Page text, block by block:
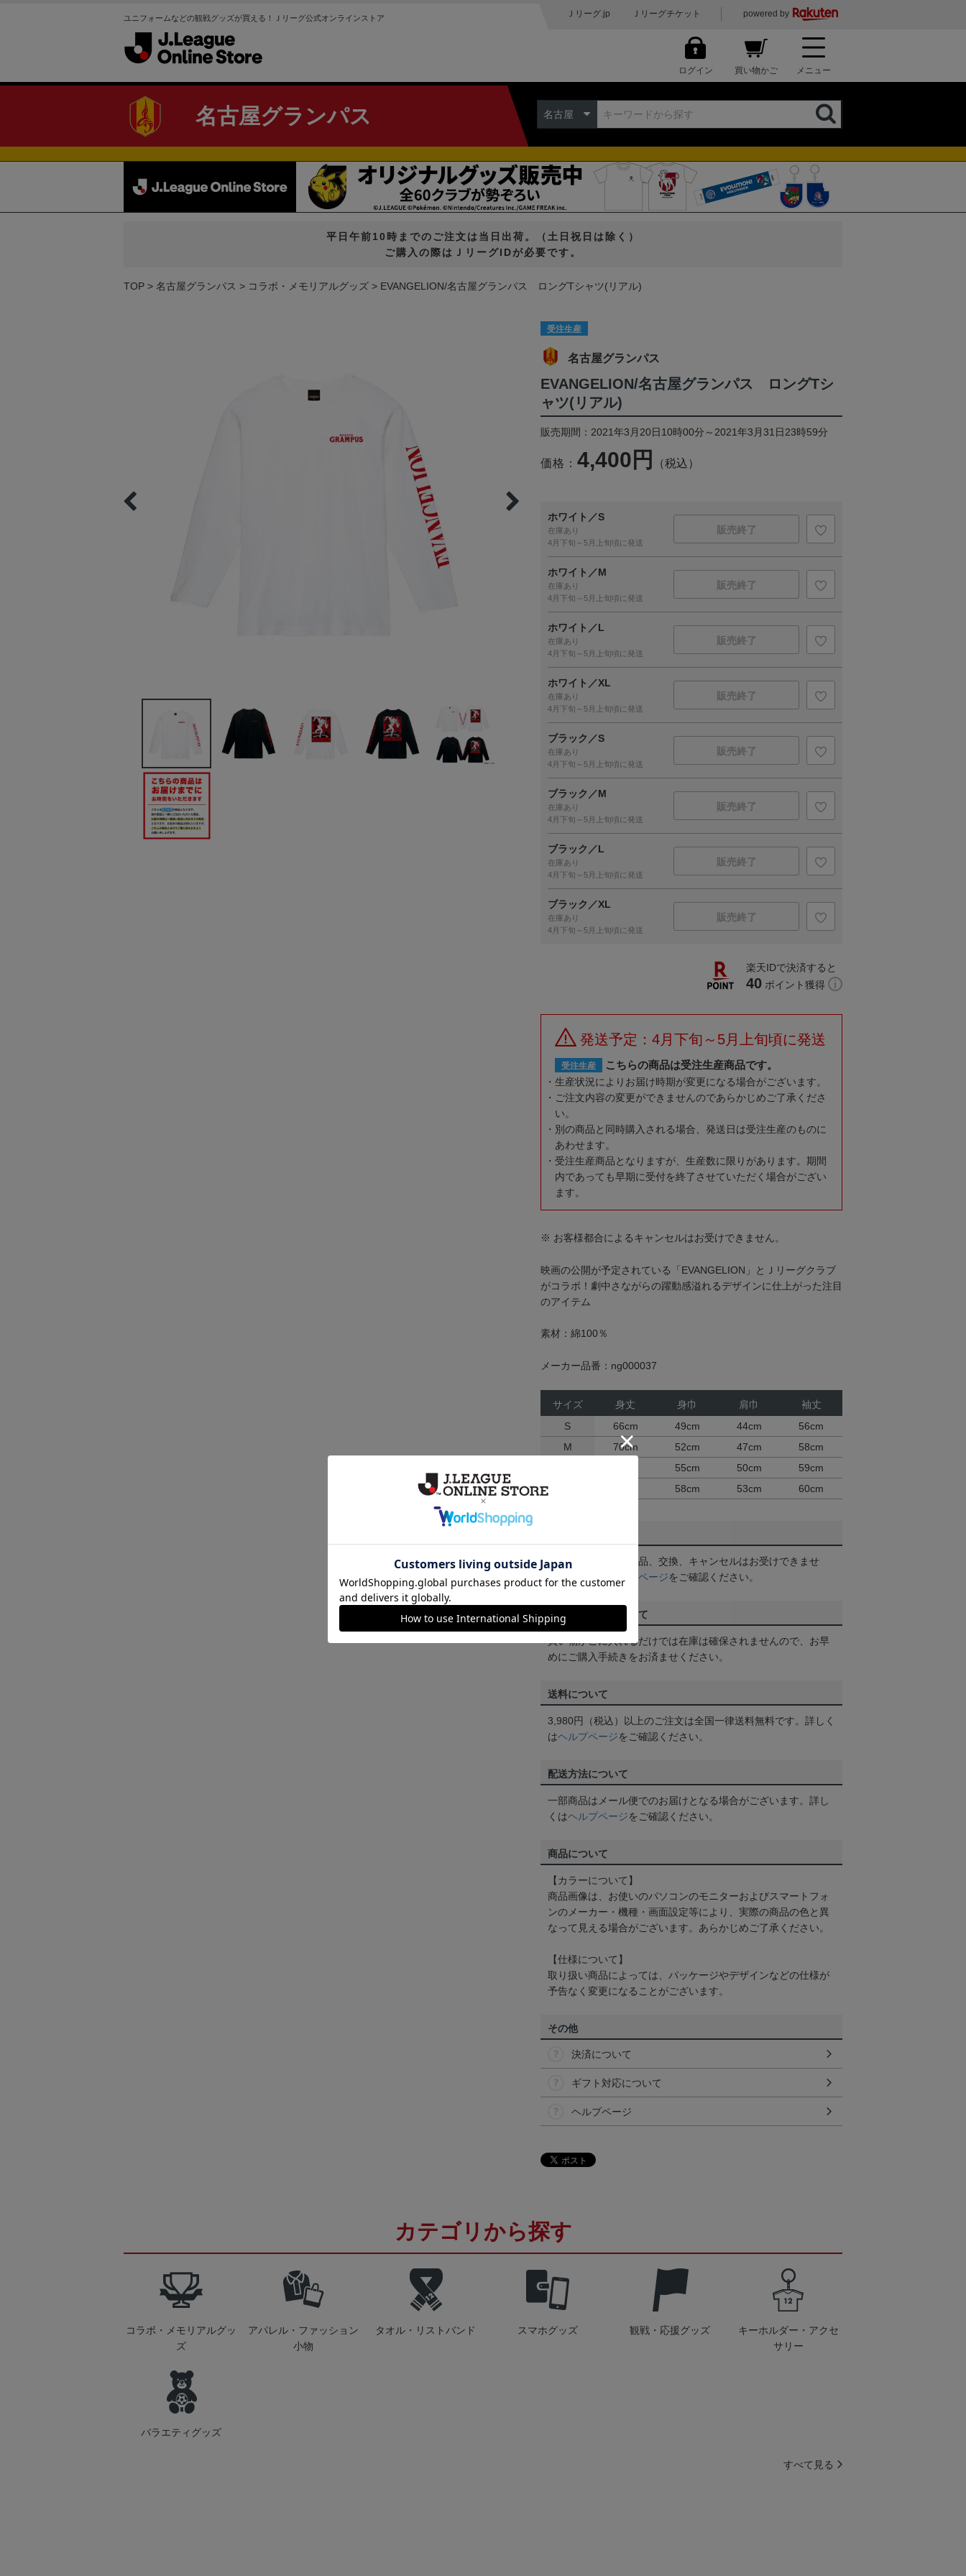
ユニフォームなどの観戦グッズが買える！Ｊリーグ公式オンラインストア Ｊリーグ.jp Ｊリーグチケット powered by
ログイン 買い物かご メニュー
名古屋グランパス 名古屋
平日午前10時までのご注文は当日出荷。（土日祝日は除く）
ご購入の際はＪリーグIDが必要です。
TOP 名古屋グランパス コラボ・メモリアルグッズ EVANGELION/名古屋グランパス ロングTシャツ(リアル)
受注生産
名古屋グランパス
EVANGELION/名古屋グランパス ロングTシ
ャツ(リアル)
販売期間：2021年3月20日10時00分～2021年3月31日23時59分
価格： 4,400円 （税込）
ホワイト／S
在庫あり
4月下旬～5月上旬頃に発送
販売終了
ホワイト／M
在庫あり
4月下旬～5月上旬頃に発送
販売終了
ホワイト／L
在庫あり
4月下旬～5月上旬頃に発送
販売終了
ホワイト／XL
在庫あり
4月下旬～5月上旬頃に発送
販売終了
ブラック／S
在庫あり
4月下旬～5月上旬頃に発送
販売終了
ブラック／M
在庫あり
4月下旬～5月上旬頃に発送
販売終了
ブラック／L
在庫あり
4月下旬～5月上旬頃に発送
販売終了
ブラック／XL
在庫あり
4月下旬～5月上旬頃に発送
販売終了
楽天IDで決済すると
40 ポイント獲得
発送予定：4月下旬～5月上旬頃に発送
受注生産 こちらの商品は受注生産商品です。
生産状況によりお届け時期が変更になる場合がございます。
ご注文内容の変更ができませんのであらかじめご了承くださ
い。
別の商品と同時購入される場合、発送日は受注生産のものに
あわせます。
受注生産商品となりますが、生産数に限りがあります。期間
内であっても早期に受付を終了させていただく場合がござい
ます。
※ お客様都合によるキャンセルはお受けできません。
映画の公開が予定されている「EVANGELION」とＪリーグクラブ
がコラボ！劇中さながらの躍動感溢れるデザインに仕上がった注目
のアイテム
素材：綿100％
メーカー品番：ng000037
サイズ 身丈 身巾 肩巾
袖丈
S
66cm 49cm 44cm
56cm
M
70cm 52cm 47cm
58cm
55cm 50cm
59cm
58cm 53cm 60cm
お客様都合による返品、交換、キャンセルはお受けできませ
ん。詳しくは
ヘルプページをご確認ください。
ご注文の確定について
買い物かごに入れるだけでは在庫は確保されませんので、お早
めにご購入手続きをお済ませください。
送料について
3,980円（税込）以上のご注文は全国一律送料無料です。詳しく
はヘルプページをご確認ください。
配送方法について
一部商品はメール便でのお届けとなる場合がございます。詳し
くはヘルプページをご確認ください。
商品について
【カラーについて】
商品画像は、お使いのパソコンのモニターおよびスマートフォ
ンのメーカー・機種・画面設定等により、実際の商品の色と異
なって見える場合がございます。あらかじめご了承ください。
【仕様について】
取り扱い商品によっては、パッケージやデザインなどの仕様が
予告なく変更になることがございます。
その他
決済について
ギフト対応について
ヘルプページ
カテゴリから探す
コラボ・メモリアルグッ
ズ
アパレル・ファッション
小物
タオル・リストバンド スマホグッズ 観戦・応援グッズ
キーホルダー・アクセ
サリー
バラエティグッズ
すべて見る